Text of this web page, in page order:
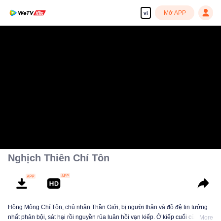
vi Mở APP
Nghịch Thiên Chí Tôn
Hồng Mông Chí Tôn, chủ nhân Thần Giới, bị người thân và đồ đệ tin tưởng
nhất phản bội, sát hại rồi nguyền rủa luân hồi vạn kiếp. Ở kiếp cuối cùng,More